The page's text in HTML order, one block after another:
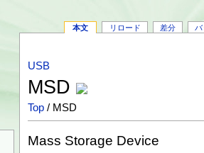
本文 リロード 差分 バ
USB
MSD
Top / MSD
Mass Storage Device